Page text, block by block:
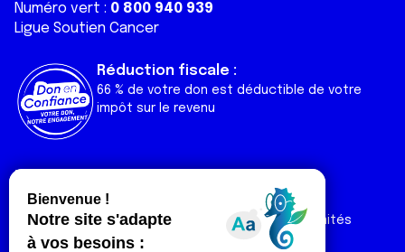
Numéro vert : 0 800 940 939
Ligue Soutien Cancer
Réduction fiscale :
66 % de votre don est déductible de votre
impôt sur le revenu
Liens utiles
Nos actualités
Nos publications
Contact
Espace Ligue & comités
Espace chercheur